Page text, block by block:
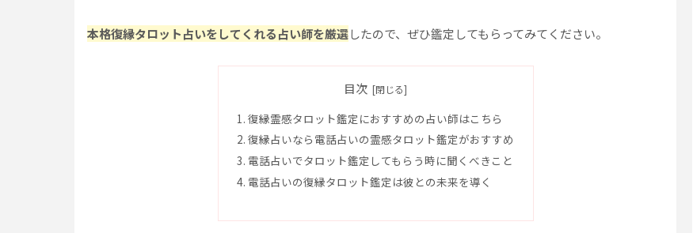
本格復縁タロット占いをしてくれる占い師を厳選したので、ぜひ鑑定してもらってみてください。
目次
復縁霊感タロット鑑定におすすめの占い師はこちら
復縁占いなら電話占いの霊感タロット鑑定がおすすめ
電話占いでタロット鑑定してもらう時に聞くべきこと
電話占いの復縁タロット鑑定は彼との未来を導く